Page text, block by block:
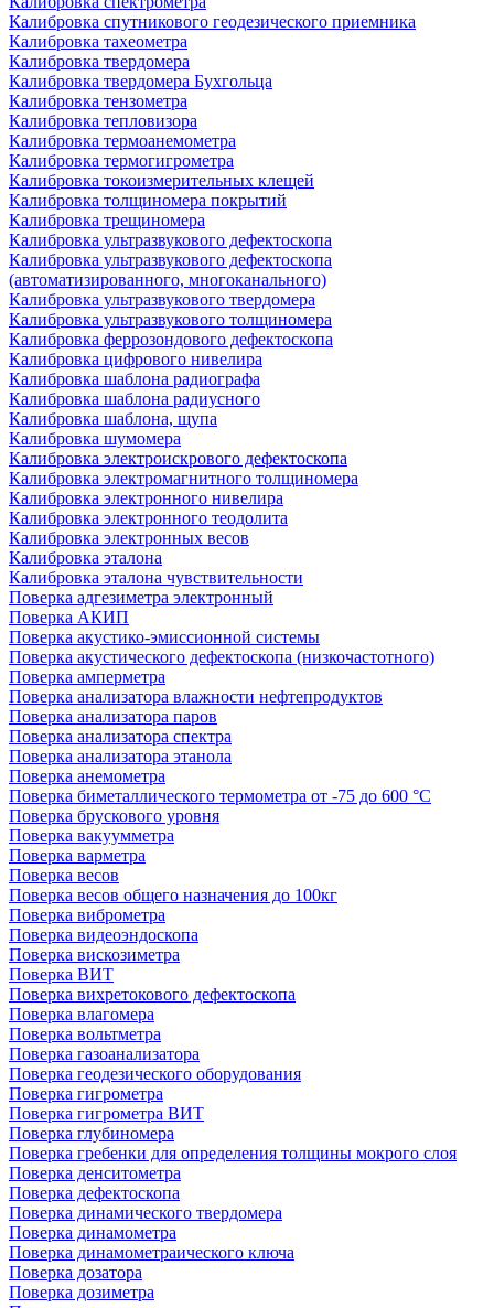
Калибровка спутникового геодезического приемника
Калибровка тахеометра
Калибровка твердомера
Калибровка твердомера Бухгольца
Калибровка тензометра
Калибровка тепловизора
Калибровка термоанемометра
Калибровка термогигрометра
Калибровка токоизмерительных клещей
Калибровка толщиномера покрытий
Калибровка трещиномера
Калибровка ультразвукового дефектоскопа
Калибровка ультразвукового дефектоскопа
(автоматизированного, многоканального)
Калибровка ультразвукового твердомера
Калибровка ультразвукового толщиномера
Калибровка феррозондового дефектоскопа
Калибровка цифрового нивелира
Калибровка шаблона радиографа
Калибровка шаблона радиусного
Калибровка шаблона, щупа
Калибровка шумомера
Калибровка электроискрового дефектоскопа
Калибровка электромагнитного толщиномера
Калибровка электронного нивелира
Калибровка электронного теодолита
Калибровка электронных весов
Калибровка эталона
Калибровка эталона чувствительности
Поверка адгезиметра электронный
Поверка АКИП
Поверка акустико-эмиссионной системы
Поверка акустического дефектоскопа (низкочастотного)
Поверка амперметра
Поверка анализатора влажности нефтепродуктов
Поверка анализатора паров
Поверка анализатора спектра
Поверка анализатора этанола
Поверка анемометра
Поверка биметаллического термометра от -75 до 600 °С
Поверка брускового уровня
Поверка вакуумметра
Поверка варметра
Поверка весов
Поверка весов общего назначения до 100кг
Поверка виброметра
Поверка видеоэндоскопа
Поверка вискозиметра
Поверка ВИТ
Поверка вихретокового дефектоскопа
Поверка влагомера
Поверка вольтметра
Поверка газоанализатора
Поверка геодезического оборудования
Поверка гигрометра
Поверка гигрометра ВИТ
Поверка глубиномера
Поверка гребенки для определения толщины мокрого слоя
Поверка денситометра
Поверка дефектоскопа
Поверка динамического твердомера
Поверка динамометра
Поверка динамометраического ключа
Поверка дозатора
Поверка дозиметра